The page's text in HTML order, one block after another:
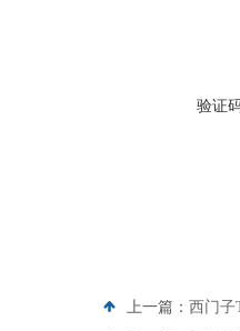
验证
上一篇： 西门子